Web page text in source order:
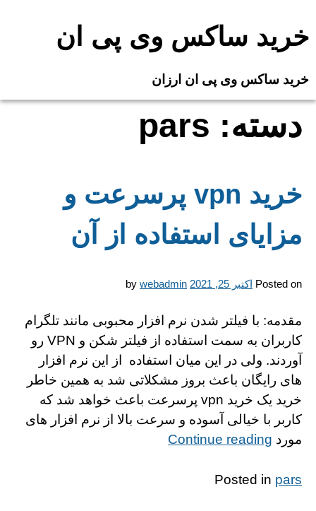
content
خرید ساکس وی پی ان
خرید ساکس وی پی ان ارزان
دسته: pars
خرید vpn پرسرعت و
مزایای استفاده از آن
Posted on اکتبر 25, 2021 by webadmin
مقدمه: با فیلتر شدن نرم افزار محبوبی مانند تلگرام
کاربران به سمت استفاده از فیلتر شکن و VPN رو
آوردند. ولی در این میان استفاده از این نرم افزار
های رایگان باعث بروز مشکلاتی شد به همین خاطر
خرید یک خرید vpn پرسرعت باعث خواهد شد که
کاربر با خیالی آسوده و سرعت بالا از نرم افزار های
مورد Continue reading
Posted in pars